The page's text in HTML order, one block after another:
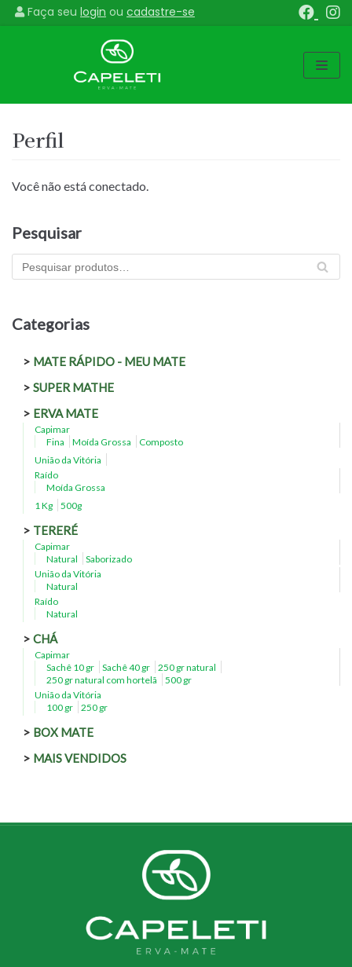
Faça seu login ou cadastre-se
Pular
Perfil
Você não está conectado.
Pesquisar
PES
Categorias
MATE RÁPIDO - MEU MATE
SUPER MATHE
ERVA MATE
Capimar
Fina
Moída Grossa
Composto
União da Vitória
Raído
Moída Grossa
1 Kg
500g
TERERÉ
Capimar
Natural
Saborizado
União da Vitória
Natural
Raído
Natural
CHÁ
Capimar
Sachê 10 gr
Sachê 40 gr
250 gr natural
250 gr natural com hortelã
500 gr
União da Vitória
100 gr
250 gr
BOX MATE
MAIS VENDIDOS